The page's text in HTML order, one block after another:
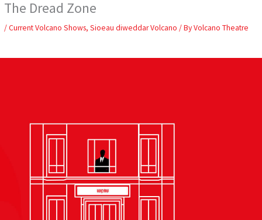
Skip
content
The Dread Zone
/Current Volcano Shows,Sioeau diweddar Volcano / ByVolcano Theatre